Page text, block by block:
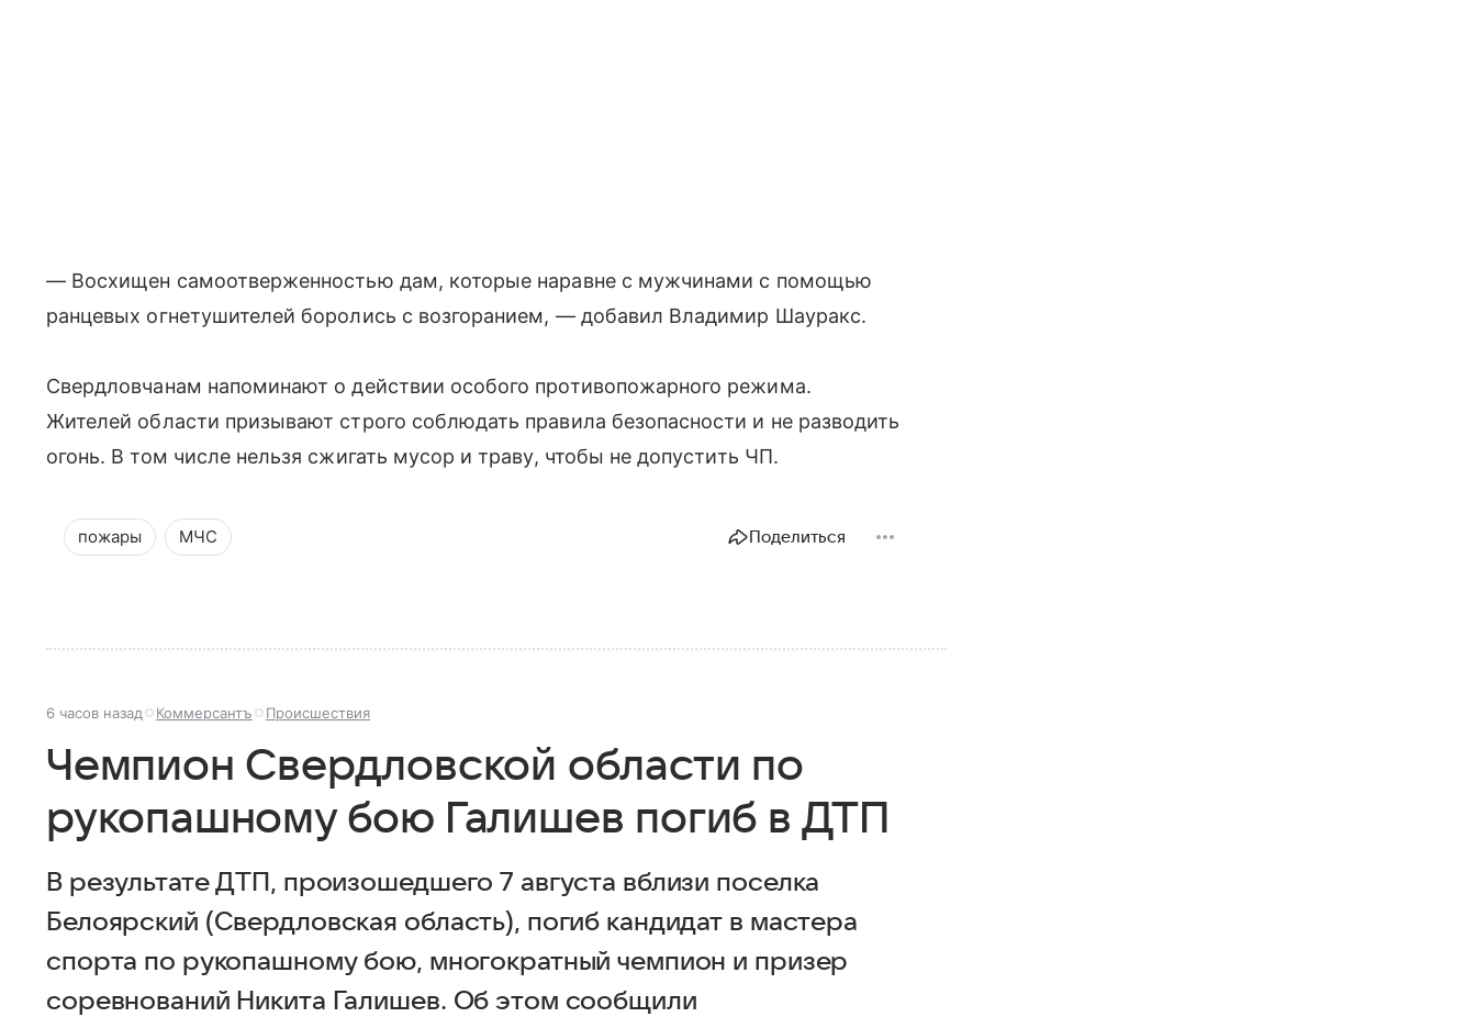
— Восхищен самоотверженностью дам, которые наравне с мужчинами с помощью
ранцевых огнетушителей боролись с возгоранием, — добавил Владимир Шауракс.
Свердловчанам напоминают о действии особого противопожарного режима.
Жителей области призывают строго соблюдать правила безопасности и не разводить
огонь. В том числе нельзя сжигать мусор и траву, чтобы не допустить ЧП.
пожары МЧС Поделиться
6 часов назад Коммерсантъ Происшествия
Чемпион Свердловской области по
рукопашному бою Галишев погиб в ДТП
В результате ДТП, произошедшего 7 августа вблизи поселка
Белоярский (Свердловская область), погиб кандидат в мастера
спорта по рукопашному бою, многократный чемпион и призер
соревнований Никита Галишев. Об этом сообщили